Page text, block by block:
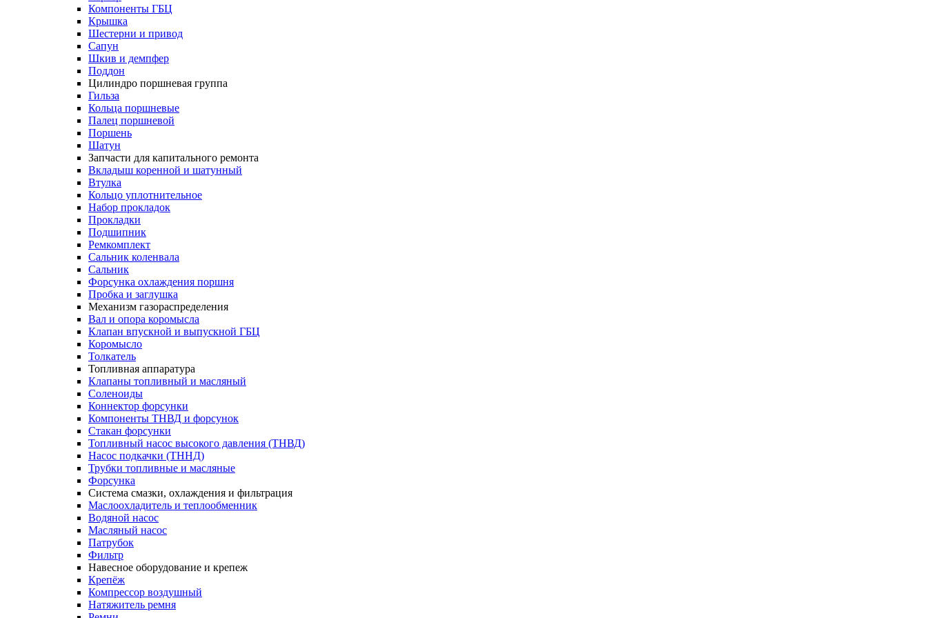
Компоненты ГБЦ
Крышка
Шестерни и привод
Сапун
Шкив и демпфер
Поддон
Цилиндро поршневая группа
Гильза
Кольца поршневые
Палец поршневой
Поршень
Шатун
Запчасти для капитального ремонта
Вкладыш коренной и шатунный
Втулка
Кольцо уплотнительное
Набор прокладок
Прокладки
Подшипник
Ремкомплект
Сальник коленвала
Сальник
Форсунка охлаждения поршня
Пробка и заглушка
Механизм газораспределения
Вал и опора коромысла
Клапан впускной и выпускной ГБЦ
Коромысло
Толкатель
Топливная аппаратура
Клапаны топливный и масляный
Соленоиды
Коннектор форсунки
Компоненты ТНВД и форсунок
Стакан форсунки
Топливный насос высокого давления (ТНВД)
Насос подкачки (ТННД)
Трубки топливные и масляные
Форсунка
Система смазки, охлаждения и фильтрация
Маслоохладитель и теплообменник
Водяной насос
Масляный насос
Патрубок
Фильтр
Навесное оборудование и крепеж
Крепёж
Компрессор воздушный
Натяжитель ремня